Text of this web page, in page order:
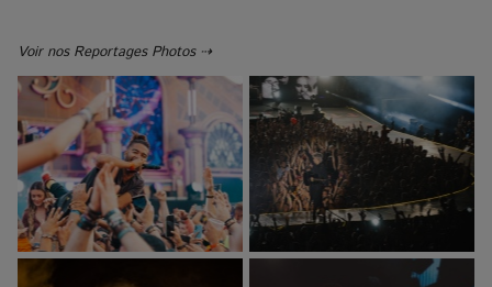
Voir nos Reportages Photos ⇢